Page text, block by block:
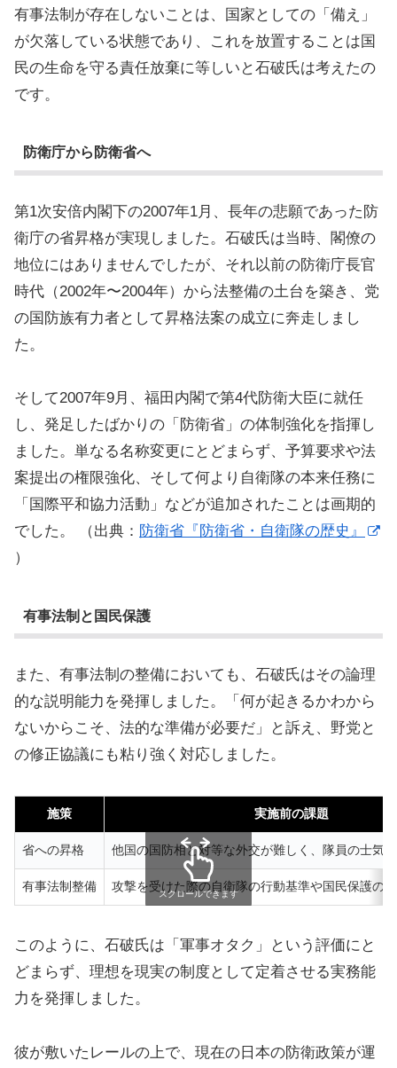
有事法制が存在しないことは、国家としての「備え」
が欠落している状態であり、これを放置することは国
民の生命を守る責任放棄に等しいと石破氏は考えたの
です。
防衛庁から防衛省へ
第1次安倍内閣下の2007年1月、長年の悲願であった防
衛庁の省昇格が実現しました。石破氏は当時、閣僚の
地位にはありませんでしたが、それ以前の防衛庁長官
時代（2002年〜2004年）から法整備の土台を築き、党
の国防族有力者として昇格法案の成立に奔走しまし
た。
そして2007年9月、福田内閣で第4代防衛大臣に就任
し、発足したばかりの「防衛省」の体制強化を指揮し
ました。単なる名称変更にとどまらず、予算要求や法
案提出の権限強化、そして何より自衛隊の本来任務に
「国際平和協力活動」などが追加されたことは画期的
でした。 （出典： 防衛省『防衛省・自衛隊の歴史』
）
有事法制と国民保護
また、有事法制の整備においても、石破氏はその論理
的な説明能力を発揮しました。「何が起きるかわから
ないからこそ、法的な準備が必要だ」と訴え、野党と
の修正協議にも粘り強く対応しました。
施策 実施前の課題
省への昇格 他国の国防相と対等な外交が難しく、隊員の士気
有事法制整備 攻撃を受けた際の自衛隊の行動基準や国民保護の
スクロールできます
このように、石破氏は「軍事オタク」という評価にと
どまらず、理想を現実の制度として定着させる実務能
力を発揮しました。
彼が敷いたレールの上で、現在の日本の防衛政策が運